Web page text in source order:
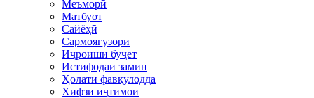
Меъморӣ
Матбуот
Сайёҳӣ
Сармоягузорӣ
Иҷроиши буҷет
Истифодаи замин
Ҳолати фавқулодда
Хифзи иҷтимоӣ